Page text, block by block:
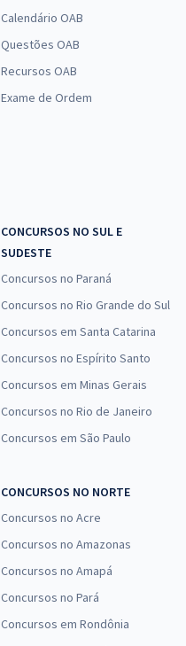
Calendário OAB
Questões OAB
Recursos OAB
Exame de Ordem
CONCURSOS NO SUL E
SUDESTE
Concursos no Paraná
Concursos no Rio Grande do Sul
Concursos em Santa Catarina
Concursos no Espírito Santo
Concursos em Minas Gerais
Concursos no Rio de Janeiro
Concursos em São Paulo
CONCURSOS NO NORTE
Concursos no Acre
Concursos no Amazonas
Concursos no Amapá
Concursos no Pará
Concursos em Rondônia